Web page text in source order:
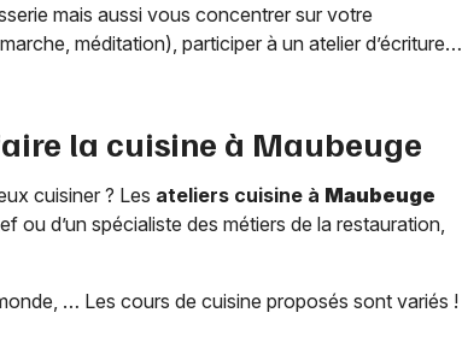
mais aussi vous concentrer sur votre
méditation), participer à un atelier d’écriture…
la cuisine à Maubeuge
cuisiner ? Les ateliers cuisine à Maubeuge
ou d’un spécialiste des métiers de la restauration,
… Les cours de cuisine proposés sont variés !